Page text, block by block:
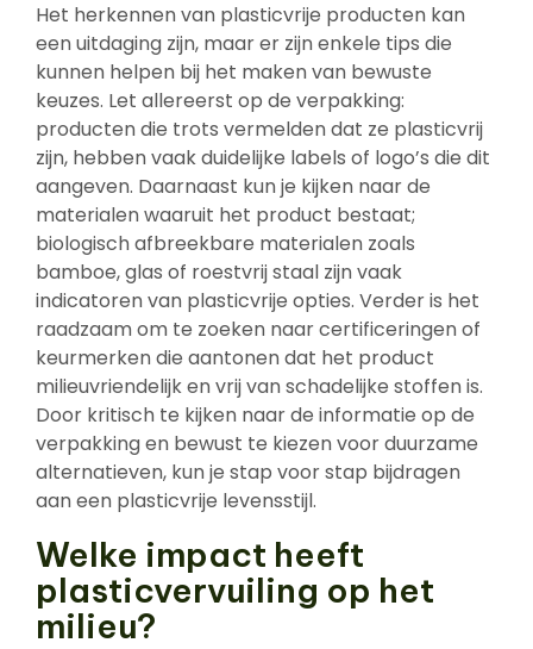
Het herkennen van plasticvrije producten kan
een uitdaging zijn, maar er zijn enkele tips die
kunnen helpen bij het maken van bewuste
keuzes. Let allereerst op de verpakking:
producten die trots vermelden dat ze plasticvrij
zijn, hebben vaak duidelijke labels of logo’s die dit
aangeven. Daarnaast kun je kijken naar de
materialen waaruit het product bestaat;
biologisch afbreekbare materialen zoals
bamboe, glas of roestvrij staal zijn vaak
indicatoren van plasticvrije opties. Verder is het
raadzaam om te zoeken naar certificeringen of
keurmerken die aantonen dat het product
milieuvriendelijk en vrij van schadelijke stoffen is.
Door kritisch te kijken naar de informatie op de
verpakking en bewust te kiezen voor duurzame
alternatieven, kun je stap voor stap bijdragen
aan een plasticvrije levensstijl.
Welke impact heeft
plasticvervuiling op het
milieu?